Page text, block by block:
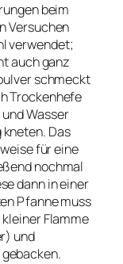
beim
Versuchen
verwendet;
auch ganz
schmeckt
Trockenhefe
Wasser
Das
für eine
nochmal
dann in einer
Pfanne muss
Flamme
und